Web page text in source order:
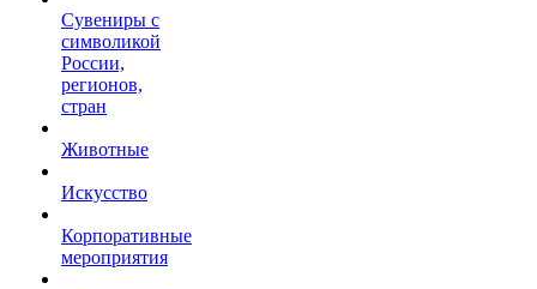
Сувениры с
символикой
России,
регионов,
стран
Животные
Искусство
Корпоративные
мероприятия